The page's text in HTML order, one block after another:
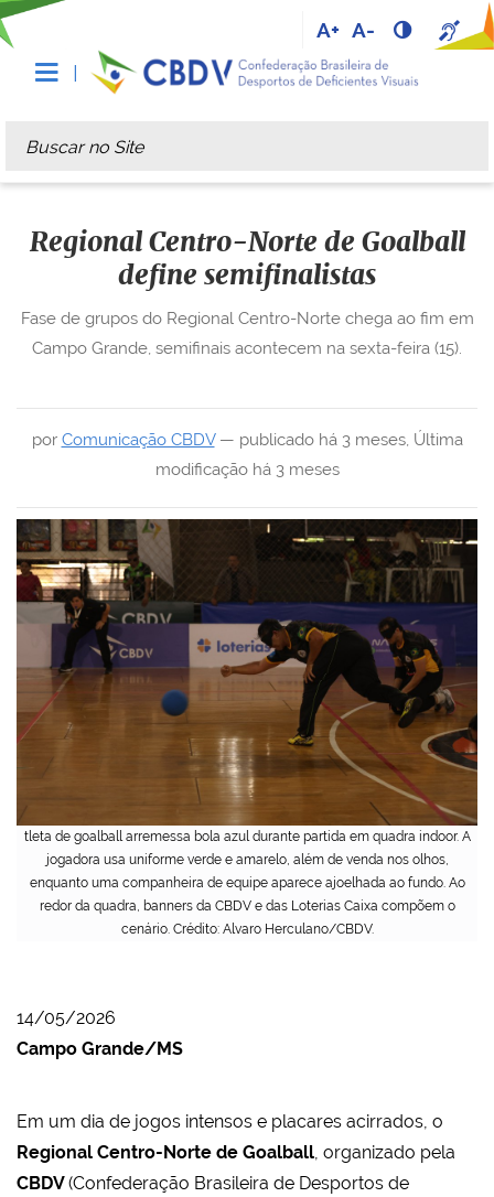
A+ A-
Busca
Busca Avançada…
tleta de goalball arremessa bola azul durante partida em quadra indoor. A
jogadora usa uniforme verde e amarelo, além de venda nos olhos,
enquanto uma companheira de equipe aparece ajoelhada ao fundo. Ao
redor da quadra, banners da CBDV e das Loterias Caixa compõem o
cenário. Crédito: Alvaro Herculano/CBDV.
Regional Centro-Norte de Goalball
define semifinalistas
por Comunicação CBDV— publicado há 3 meses, Última
modificação há 3 meses
Fase de grupos do Regional Centro-Norte chega ao fim em
Campo Grande, semifinais acontecem na sexta-feira (15).
14/05/2026
Campo Grande/MS
Em um dia de jogos intensos e placares acirrados, o
Regional Centro-Norte de Goalball, organizado pela
CBDV(Confederação Brasileira de Desportos de